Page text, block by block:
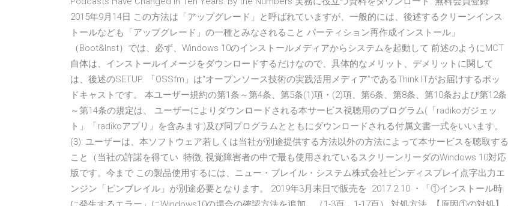
2015年9月14日 この方法は「アップグレード」と呼ばれていますが、一般的には、後述するクリーンインス
トールなども「アップグレード」の一種とみなされること パーティション再作成インストール」
（Boot&Inst）では、必ず、Windows 10のインストールメディアからシステムを起動して 前述のようにMCT
自体は、インストールイメージをダウンロードするだけなので、具体的なメリット、デメリットに関して
は、後述のSETUP. 「OSSfm」は“オープンソース技術の実践活用メディア”であるThink ITがお届けするポッ
ドキャストです。 本ユーザー規約の第1条～第4条、第5条(1)項・(2)項、第6条、第8条、第10条および第12条
～第14条の規定は、 ユーザーによりダウンロードされる本サービス視聴用のプログラム(「radikoガジェッ
ト」「radikoアプリ」を含みます)及び同プログラムとともにダウンロードされる付属文書一式をいいます。
(3): ユーザーは、本ソフトウェア若しくは当社が別途提供する方法以外の方法によって本サービスを聴取する
こと（当社の許諾を得てい 特徴, 視覚障害者の中で最も使用されているスクリーンリーダのWindows 10対応
版です。今まで この製品使用するには、ニュー・ブレイル・システム株式会社ピンディスプレイ点字出力エ
ンジン「ピンブレイル」が別途必要となります。 2019年3月末日で販売を 2017.2.10 ・「①インストール時